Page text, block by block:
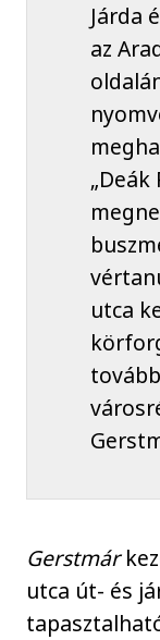
Járda
az
„Deák
utca
Gerstmár
utca út- és